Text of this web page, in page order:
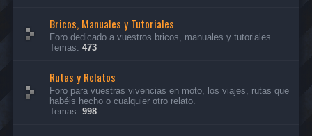
Bricos, Manuales y Tutoriales
Foro dedicado a vuestros bricos, manuales y tutoriales.
Temas: 473
Rutas y Relatos
Foro para vuestras vivencias en moto, los viajes, rutas que
habéis hecho o cualquier otro relato.
Temas: 998